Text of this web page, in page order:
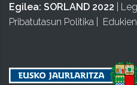
Egilea: SORLAND 2022
Pribatutasun Politika